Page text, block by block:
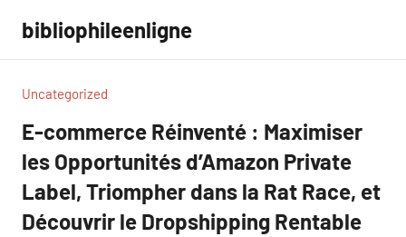
contenu
bibliophileenligne
Uncategorized
E-commerce Réinventé : Maximiser
les Opportunités d’Amazon Private
Label, Triompher dans la Rat Race, et
Découvrir le Dropshipping Rentable